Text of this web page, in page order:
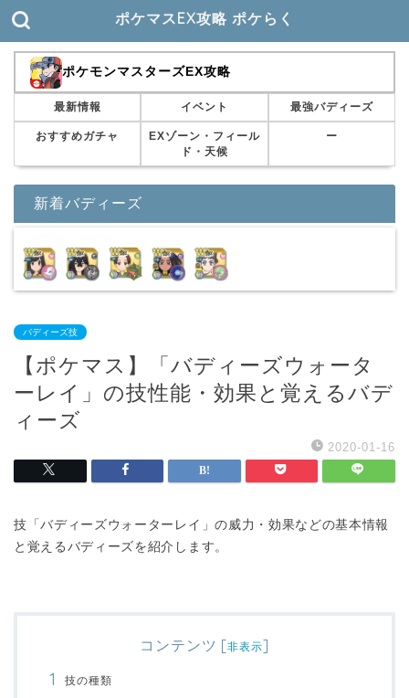
ポケマスEX攻略 ポケらく
ポケモンマスターズEX攻略
最新情報 イベント 最強バディーズ
おすすめガチャ
EXゾーン・フィール
ド・天候
ー
新着バディーズ
バディーズ技
【ポケマス】「バディーズウォータ
ーレイ」の技性能・効果と覚えるバデ
ィーズ
2020-01-16
技「バディーズウォーターレイ」の威力・効果などの基本情報
と覚えるバディーズを紹介します。
コンテンツ [非表示]
技の種類